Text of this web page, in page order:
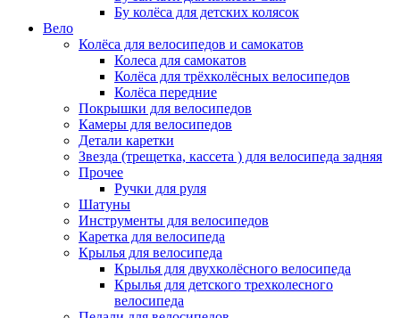
Бу колёса для детских колясок
Вело
Колёса для велосипедов и самокатов
Колеса для самокатов
Колёса для трёхколёсных велосипедов
Колёса передние
Покрышки для велосипедов
Камеры для велосипедов
Детали каретки
Звезда (трещетка, кассета ) для велосипеда задняя
Прочее
Ручки для руля
Шатуны
Инструменты для велосипедов
Каретка для велосипеда
Крылья для велосипеда
Крылья для двухколёсного велосипеда
Крылья для детского трехколесного
велосипеда